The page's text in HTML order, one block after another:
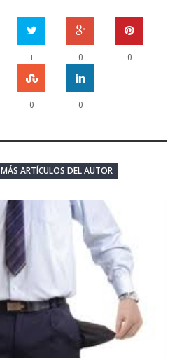
+ 0 0
0 0
MÁS ARTÍCULOS DEL AUTOR